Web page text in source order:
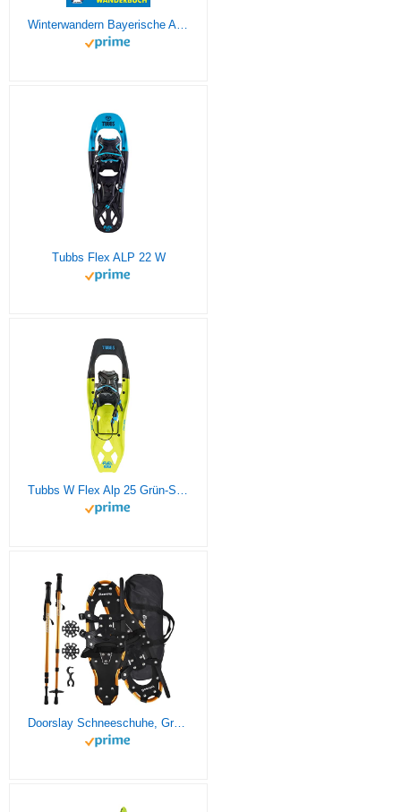
Tubbs Flex ALP 22 W
Doorslay Schneeschuhe, Größenverstellbar Wanderstöcken, rutschfest Schneeschuh Set für Damen und Herren, Bergausrüstung Wandern auf Schnee mit Tragetasche